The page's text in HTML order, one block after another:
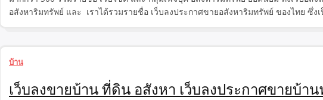
อสังหาริมทรัพย์ และ เราได้รวมรายชื่อ เว็บลงประกาศขายอสังหาริมทรัพย์ ของไทย ซึ่ง
บ้าน
เว็บลงขายบ้าน ที่ดิน อสังหา เว็บลงประกาศขายบ้า